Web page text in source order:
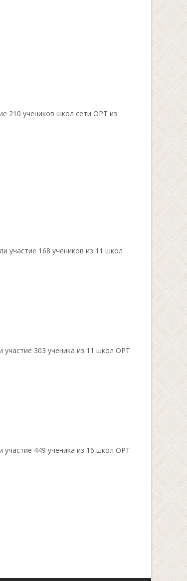
210 учеников школ сети ОРТ из
участие 168 учеников из 11 школ
303 ученика из 11 школ ОРТ
449 ученика из 16 школ ОРТ